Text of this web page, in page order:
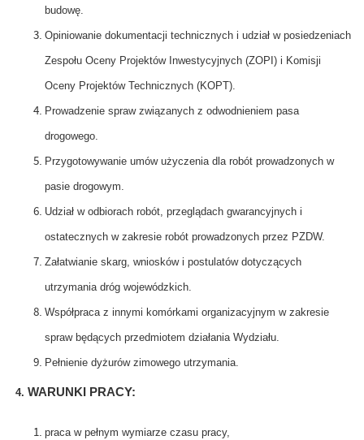
budowę.
Opiniowanie dokumentacji technicznych i udział w posiedzeniach
Zespołu Oceny Projektów Inwestycyjnych (ZOPI) i Komisji
Oceny Projektów Technicznych (KOPT).
Prowadzenie spraw związanych z odwodnieniem pasa
drogowego.
Przygotowywanie umów użyczenia dla robót prowadzonych w
pasie drogowym.
Udział w odbiorach robót, przeglądach gwarancyjnych i
ostatecznych w zakresie robót prowadzonych przez PZDW.
Załatwianie skarg, wniosków i postulatów dotyczących
utrzymania dróg wojewódzkich.
Współpraca z innymi komórkami organizacyjnym w zakresie
spraw będących przedmiotem działania Wydziału.
Pełnienie dyżurów zimowego utrzymania.
4. WARUNKI PRACY:
praca w pełnym wymiarze czasu pracy,